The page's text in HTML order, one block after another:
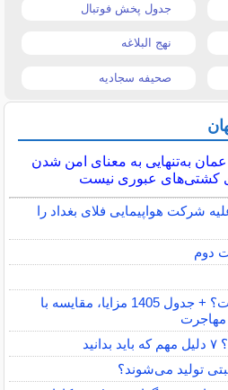
جدول پخش فوتبال
نهج البلاغه
صحیفه سجادیه
عمان به‌تنهایی به معنای امن شدن
کشتی‌های عبوری نیست
شرکت هواپیمایی فلای بغداد را
دوم
نرم‌افزار حسابداری ابری چیست؟ + جدول 1405 مزایا، مقایسه با
مهاجرت
تولید می‌شوند؟